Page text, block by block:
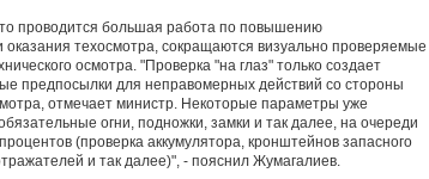
проводится большая работа по повышению
оказания техосмотра, сокращаются визуально проверяемые
осмотра. "Проверка "на глаз" только создает
предпосылки для неправомерных действий со стороны
отмечает министр. Некоторые параметры уже
огни, подножки, замки и так далее, на очереди
(проверка аккумулятора, кронштейнов запасного
и так далее)", - пояснил Жумагалиев.